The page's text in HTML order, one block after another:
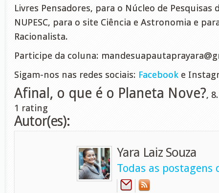
Livres Pensadores, para o Núcleo de Pesquisas
NUPESC, para o site Ciência e Astronomia e
Racionalista.
Participe da coluna:
Sigam-nos nas redes sociais: Facebook e
Afinal, o que é o Planeta Nove?,
1 rating
Autor(es):
Yara Laiz Souza
Todas as postagens